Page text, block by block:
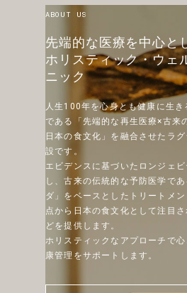
ABOUT US
先端的な医療を中心と
ホリスティック・ウェ
ニック
人生100年を心身とも健康に生
である
「先端的な再生医療×古来
日本の食文化」 を融合させたラ
設です。
エビデンスに基づいたロンジェ
し、古来の伝統的な予防医学で
ダ」をベースとしたトリートメ
点から日本の食文化として注目
どを提供します。
ホリスティックなアプローチで
康管理をサポートします。